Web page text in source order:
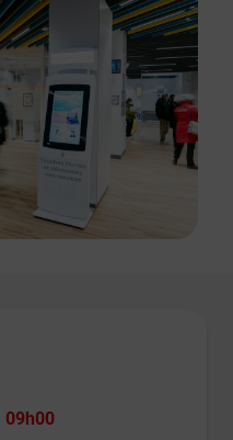
09h00